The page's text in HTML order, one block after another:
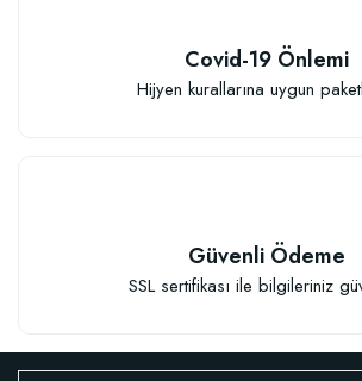
Covid-19 Önlemi
Hijyen kurallarına uygun
Güvenli Ödeme
SSL sertifikası ile bilgileriniz